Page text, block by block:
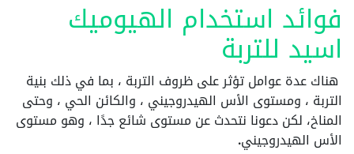
فوائد استخدام الهيوميك
اسيد للتربة
هناك عدة عوامل تؤثر على ظروف التربة ، بما في ذلك بنية
التربة ، ومستوى الأس الهيدروجيني ، والكائن الحي ، وحتى
المناخ، لكن دعونا نتحدث عن مستوى شائع جدًا ، وهو مستوى
الأس الهيدروجيني.